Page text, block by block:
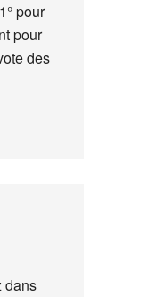
pour
pour
des
dans